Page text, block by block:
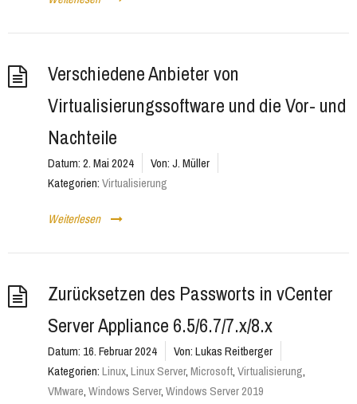
Verschiedene Anbieter von
Virtualisierungssoftware und die Vor- und
Nachteile
Datum:2. Mai 2024 Von:J. Müller
Kategorien:Virtualisierung
Weiterlesen
Zurücksetzen des Passworts in vCenter
Server Appliance 6.5/6.7/7.x/8.x
Datum: 16. Februar 2024 Von:Lukas Reitberger
Kategorien:Linux,Linux Server,Microsoft,Virtualisierung,
VMware,Windows Server,Windows Server 2019